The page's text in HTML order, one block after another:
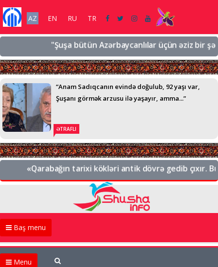
AZ EN RU TR
"Şuşa bütün Azərbaycanlılar üçün əziz bir
“Anam Sadıqcanın evində doğulub, 92 yaşı var,
Şuşanı görmək arzusu ilə yaşayır, amma...”
ƏTRAFLI
«Qarabağın tarixi kökləri antik dövrə gedib çıxır.
Baş menu
Menu